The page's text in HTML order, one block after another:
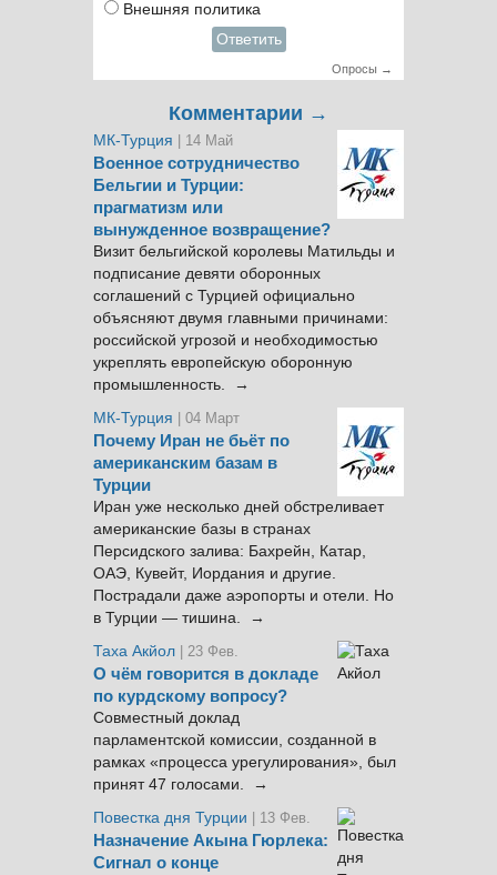
Внешняя политика
Ответить
Опросы →
Комментарии →
МК-Турция | 14 Май
Военное сотрудничество
Бельгии и Турции:
прагматизм или
вынужденное возвращение?
Визит бельгийской королевы Матильды и
подписание девяти оборонных
соглашений с Турцией официально
объясняют двумя главными причинами:
российской угрозой и необходимостью
укреплять европейскую оборонную
промышленность. →
МК-Турция
| 04 Март
Почему Иран не бьёт по
американским базам в
Турции
Иран уже несколько дней обстреливает
американские базы в странах
Персидского залива: Бахрейн, Катар,
ОАЭ, Кувейт, Иордания и другие.
Пострадали даже аэропорты и отели. Но
в Турции — тишина. →
Таха Акйол | 23 Фев.
О чём говорится в докладе
по курдскому вопросу?
Совместный доклад
парламентской комиссии, созданной в
рамках «процесса урегулирования», был
принят 47 голосами. →
Повестка дня Турции
| 13 Фев.
Назначение Акына Гюрлека:
Сигнал о конце